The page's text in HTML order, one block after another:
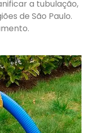
a tubulação,
de São Paulo.